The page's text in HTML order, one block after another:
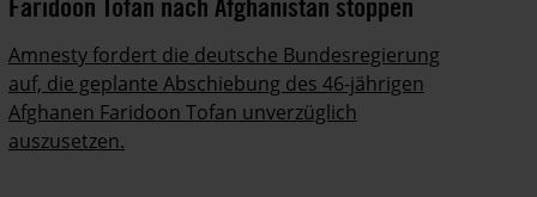
Amnesty fordert die deutsche Bundesregierung
auf, die geplante Abschiebung des 46-jährigen
Afghanen Faridoon Tofan unverzüglich
auszusetzen.